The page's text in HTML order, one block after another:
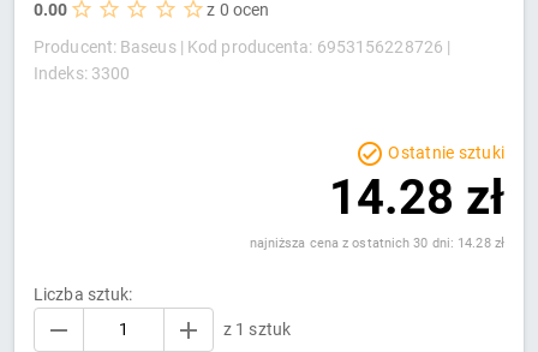
0.00
z 0 ocen
Producent: Baseus | Kod producenta: 6953156228726 |
Indeks: 3300
Ostatnie sztuki
14.28 zł
najniższa cena z ostatnich 30 dni: 14.28 zł
Liczba sztuk:
z 1 sztuk